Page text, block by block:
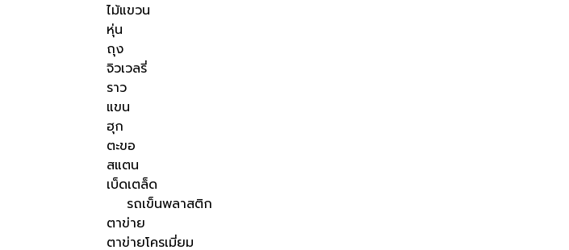
ไม้แขวน
หุ่น
ถุง
จิวเวลรี่
ราว
แขน
ฮุก
ตะขอ
สแตน
เบ็ดเตล็ด
รถเข็นพลาสติก
ตาข่าย
ตาข่ายโครเมี่ยม